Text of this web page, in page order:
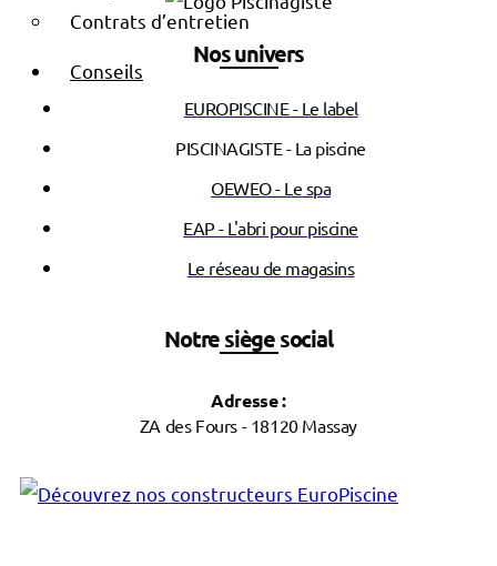
Contrats d’entretien
Conseils
Nos univers
EUROPISCINE - Le label
PISCINAGISTE - La piscine
OEWEO - Le spa
EAP - L'abri pour piscine
Le réseau de magasins
Notre siège social
Adresse :
ZA des Fours - 18120 Massay